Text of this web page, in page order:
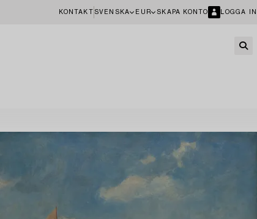
KONTAKT SVENSKA EUR SKAPA KONTO LOGGA IN